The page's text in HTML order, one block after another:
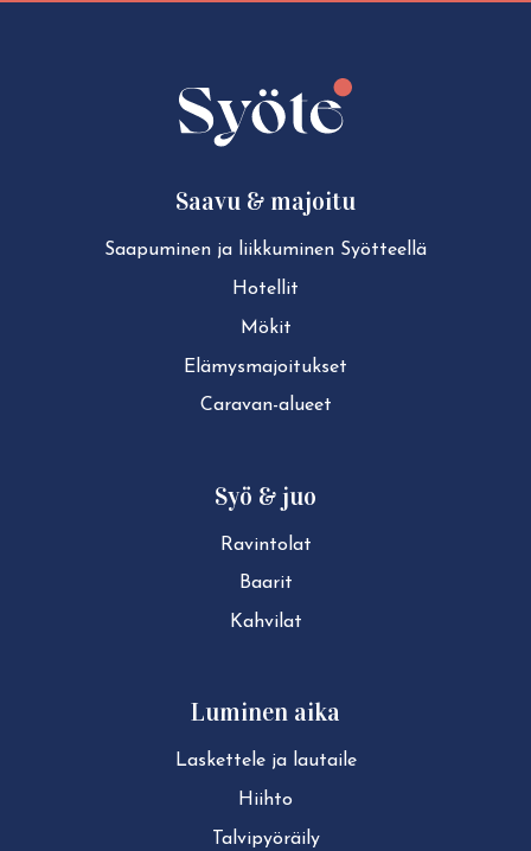
Saavu & majoitu
Saapuminen ja liikkuminen Syötteellä
Hotellit
Mökit
Elä­mys­ma­joi­tuk­set
Caravan-alueet
Syö & juo
Ravintolat
Baarit
Kahvilat
Luminen aika
Laskettele ja lautaile
Hiihto
Tal­vi­pyö­räi­ly